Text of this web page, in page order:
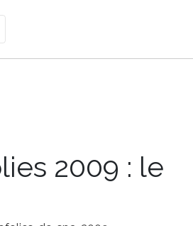
2009 : le